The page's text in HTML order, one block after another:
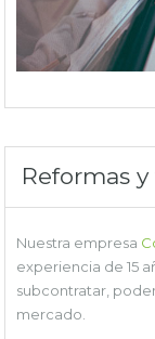
Reformas
Nuestra empresa
experiencia de 15
subcontratar,
mercado.